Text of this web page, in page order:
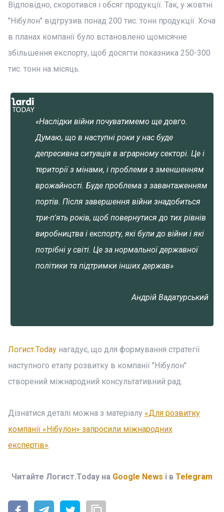
Відповідно, скоротився і обсяг продукції. Так, у жовтні
"Нібулон" відгрузив понад 200 тис. тонн продукції. Хоча
в планах компанії було встановлено щомісячне
збільшення експорту, щоб досягти показника 250-300
тис. тонн на місяць.
«Наслідки війни почуватимемо ще довго.
Думаю, що в наступні роки у нас буде
депресивна ситуація в аграрному секторі. Це і
території з мінами, і проблеми з зменшенням
врожайності. Буде проблема з завантаженням
портів. Після завершення війни знадобиться
три-п'ять років, щоб повернутися до тих рівнів
виробництва і експорту, які були до війни і які
потрібні у світі. Це за нормальної державної
політики та підтримки інших держав»
Андрій Вадатурський
Логист.Today нагадує, що для формування стратегії
наступного етапу розвитку в компанії "Нібулон"
створений міжнародний консультативний рад.
Дізнатися деталі можна з матеріалу «Для розвитку
компанії «Нібулон» запросили міжнародних
експертів».
Читайте Логист.Today на Google News і в Telegram